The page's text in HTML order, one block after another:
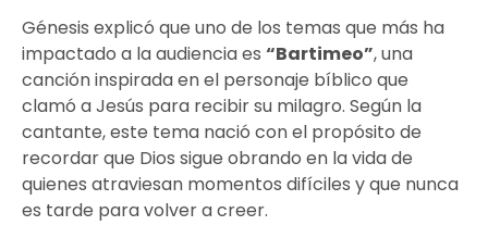
Génesis explicó que uno de los temas que más ha
impactado a la audiencia es “Bartimeo”, una
canción inspirada en el personaje bíblico que
clamó a Jesús para recibir su milagro. Según la
cantante, este tema nació con el propósito de
recordar que Dios sigue obrando en la vida de
quienes atraviesan momentos difíciles y que nunca
es tarde para volver a creer.